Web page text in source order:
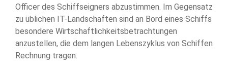
Officer des Schiffseigners abzustimmen. Im Gegensatz
zu üblichen IT-Landschaften sind an Bord eines Schiffs
besondere Wirtschaftlichkeitsbetrachtungen
anzustellen, die dem langen Lebenszyklus von Schiffen
Rechnung tragen.